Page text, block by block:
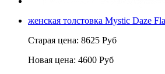
женская толстовка Mystic Daze
Старая цена: 8625 Руб
Новая цена: 4600 Руб